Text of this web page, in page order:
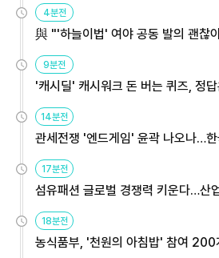
4분전
與 "'하늘이법' 여야 공동 발의 괜찮
9분전
'캐시딜' 캐시워크 돈 버는 퀴즈, 정
14분전
관세전쟁 '엔드게임' 윤곽 나오나…
17분전
섬유패션 글로벌 경쟁력 키운다…산
18분전
농식품부, '천원의 아침밥' 참여 200